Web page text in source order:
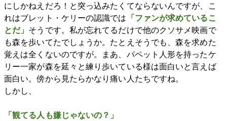
にしかねえだろ！と突っ込みたくてならないんですが、こ
れはブレット・ケリーの認識では 「ファンが求めているこ
とだ」 そうです。私が忘れてるだけで他のクソサメ映画で
も森を歩いてたでしょうか。たとえそうでも、森を求めた
覚えは全くないのですが。まあ、パペット人形を持ったケ
リー一家が森を延々と練り歩いている様は面白いと言えば
面白い。傍から見たらかなり痛い人たちですね。
しかし、
「観てる人も嫌じゃないの？」